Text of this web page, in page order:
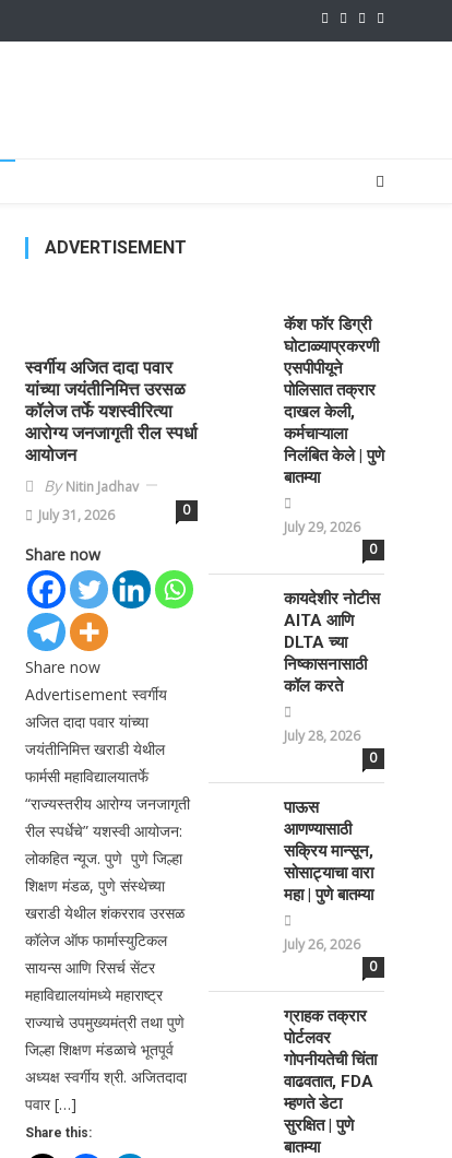
ADVERTISEMENT
स्वर्गीय अजित दादा पवार
यांच्या जयंतीनिमित्त उरसळ
कॉलेज तर्फे यशस्वीरित्या
आरोग्य जनजागृती रील स्पर्धा
आयोजन
ByNitin Jadhav
July 31, 2026
0
Share now
Share now
Advertisement स्वर्गीय
अजित दादा पवार यांच्या
जयंतीनिमित्त खराडी येथील
फार्मसी महाविद्यालयातर्फे
“राज्यस्तरीय आरोग्य जनजागृती
रील स्पर्धेचे” यशस्वी आयोजन:
लोकहित न्यूज. पुणे पुणे जिल्हा
शिक्षण मंडळ, पुणे संस्थेच्या
खराडी येथील शंकरराव उरसळ
कॉलेज ऑफ फार्मास्युटिकल
सायन्स आणि रिसर्च सेंटर
महाविद्यालयांमध्ये महाराष्ट्र
राज्याचे उपमुख्यमंत्री तथा पुणे
जिल्हा शिक्षण मंडळाचे भूतपूर्व
अध्यक्ष स्वर्गीय श्री. अजितदादा
पवार […]
Share this:
कॅश फॉर डिग्री
घोटाळ्याप्रकरणी
एसपीपीयूने
पोलिसात तक्रार
दाखल केली,
कर्मचाऱ्याला
निलंबित केले | पुणे
बातम्या
July 29, 2026
0
कायदेशीर नोटीस
AITA आणि
DLTA च्या
निष्कासनासाठी
कॉल करते
July 28, 2026
0
पाऊस
आणण्यासाठी
सक्रिय मान्सून,
सोसाट्याचा वारा
महा | पुणे बातम्या
July 26, 2026
0
ग्राहक तक्रार
पोर्टलवर
गोपनीयतेची चिंता
वाढवतात, FDA
म्हणते डेटा
सुरक्षित | पुणे
बातम्या